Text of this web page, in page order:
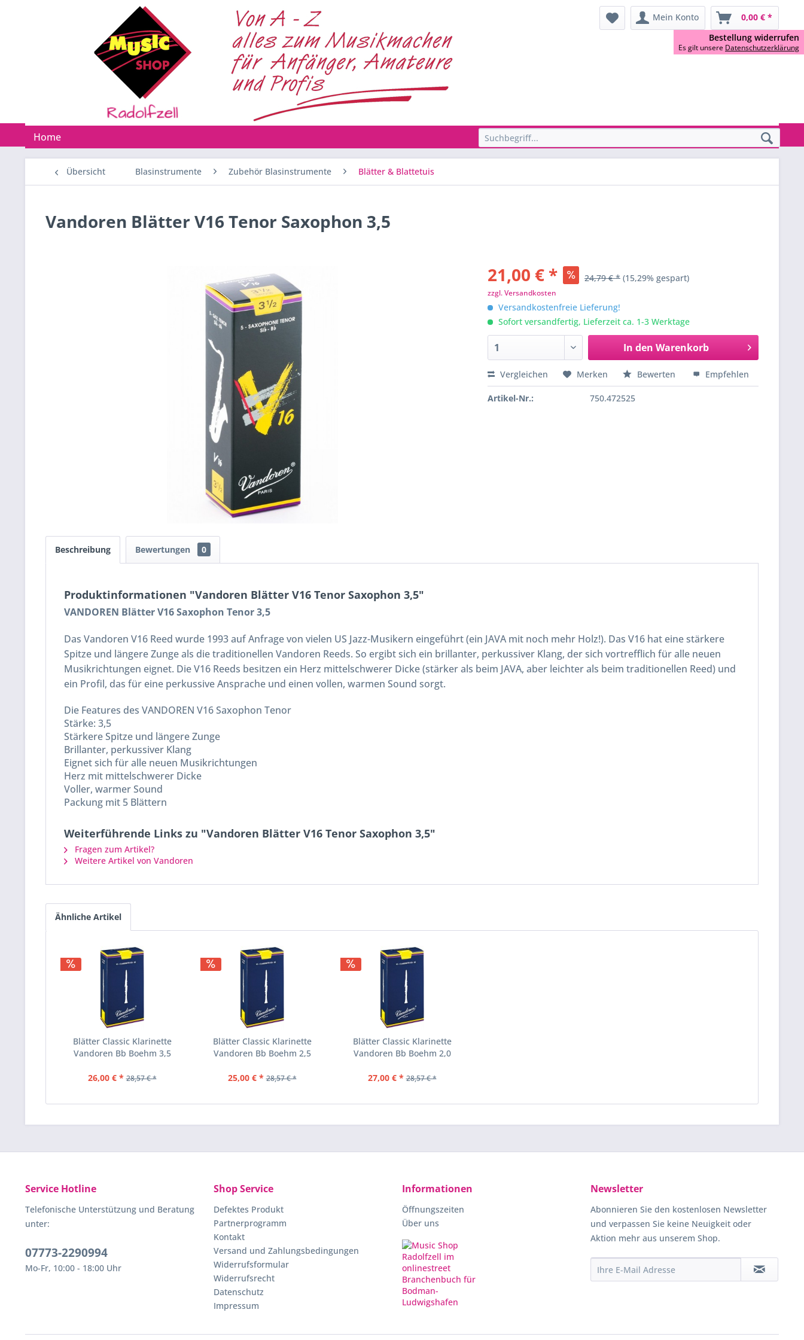
Mein Konto 0,00 € *
Home
Übersicht Blasinstrumente Zubehör Blasinstrumente Blätter & Blattetuis
Vandoren Blätter V16 Tenor Saxophon 3,5
21,00 € * 24,79 € * (15,29% gespart)
zzgl. Versandkosten
Versandkostenfreie Lieferung!
Sofort versandfertig, Lieferzeit ca. 1-3 Werktage
In den Warenkorb
Vergleichen Merken Bewerten Empfehlen
Artikel-Nr.: 750.472525
Beschreibung Bewertungen 0
Produktinformationen "Vandoren Blätter V16 Tenor Saxophon 3,5"
VANDOREN Blätter V16 Saxophon Tenor 3,5
Das Vandoren V16 Reed wurde 1993 auf Anfrage von vielen US Jazz-Musikern eingeführt (ein JAVA mit noch mehr Holz!). Das V16 hat eine stärkere
Spitze und längere Zunge als die traditionellen Vandoren Reeds. So ergibt sich ein brillanter, perkussiver Klang, der sich vortrefflich für alle neuen
Musikrichtungen eignet. Die V16 Reeds besitzen ein Herz mittelschwerer Dicke (stärker als beim JAVA, aber leichter als beim traditionellen Reed) und
ein Profil, das für eine perkussive Ansprache und einen vollen, warmen Sound sorgt.
Die Features des VANDOREN V16 Saxophon Tenor
Stärke: 3,5
Stärkere Spitze und längere Zunge
Brillanter, perkussiver Klang
Eignet sich für alle neuen Musikrichtungen
Herz mit mittelschwerer Dicke
Voller, warmer Sound
Packung mit 5 Blättern
Weiterführende Links zu "Vandoren Blätter V16 Tenor Saxophon 3,5"
Fragen zum Artikel?
Weitere Artikel von Vandoren
Ähnliche Artikel
Blätter Classic Klarinette
Vandoren Bb Boehm 3,5
26,00 € * 28,57 € *
Blätter Classic Klarinette
Vandoren Bb Boehm 2,5
25,00 € * 28,57 € *
Blätter Classic Klarinette
Vandoren Bb Boehm 2,0
27,00 € * 28,57 € *
Service Hotline
Telefonische Unterstützung und Beratung
unter:
07773-2290994
Mo-Fr, 10:00 - 18:00 Uhr
Shop Service
Defektes Produkt
Partnerprogramm
Kontakt
Versand und Zahlungsbedingungen
Widerrufsformular
Widerrufsrecht
Datenschutz
Impressum
Informationen
Öffnungszeiten
Über uns
Newsletter
Abonnieren Sie den kostenlosen Newsletter
und verpassen Sie keine Neuigkeit oder
Aktion mehr aus unserem Shop.
Bestellung widerrufen
Es gilt unsere Datenschutzerklärung